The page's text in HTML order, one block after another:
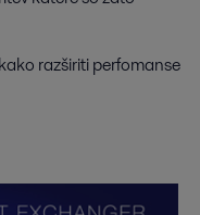
razširiti perfomanse